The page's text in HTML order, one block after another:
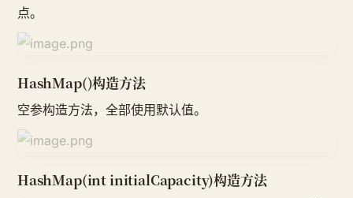
点。
HashMap()构造方法
空参构造方法，全部使用默认值。
HashMap(int initialCapacity)构造方法